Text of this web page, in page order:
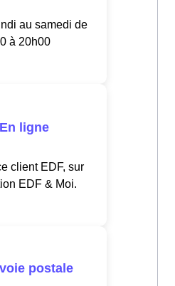
au samedi de
à 20h00
ligne
client EDF, sur
EDF & Moi.
postale